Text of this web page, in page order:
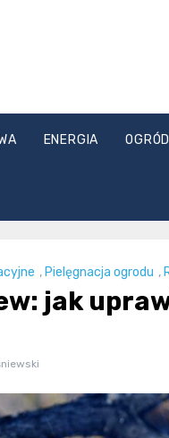
ENERGIA OGRÓD
, Pielęgnacja ogrodu ,
jak